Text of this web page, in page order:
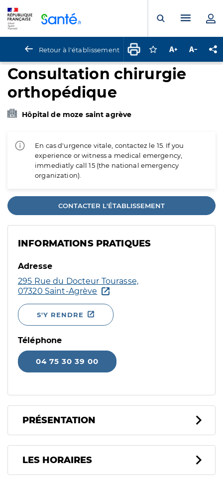
Ouvrir laMenu
Retour à l'établissement Connectez-vous
Augmenter la
Consultation chirurgie
orthopédique
Hôpital de moze saint agrève
En cas d'urgence vitale, contactez le 15. If you
experience or witness a medical emergency,
immediatly call 15 (the national emergency
organization).
CONTACTER L'ÉTABLISSEMENT
INFORMATIONS PRATIQUES
Adresse
295 Rue du Docteur Tourasse,
07320 Saint-Agrève
S'Y RENDRE
Téléphone
04 75 30 39 00
PRÉSENTATION
LES HORAIRES